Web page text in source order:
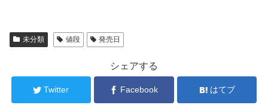
未分類 値段 発売日
シェアする
Twitter Facebook はてブ